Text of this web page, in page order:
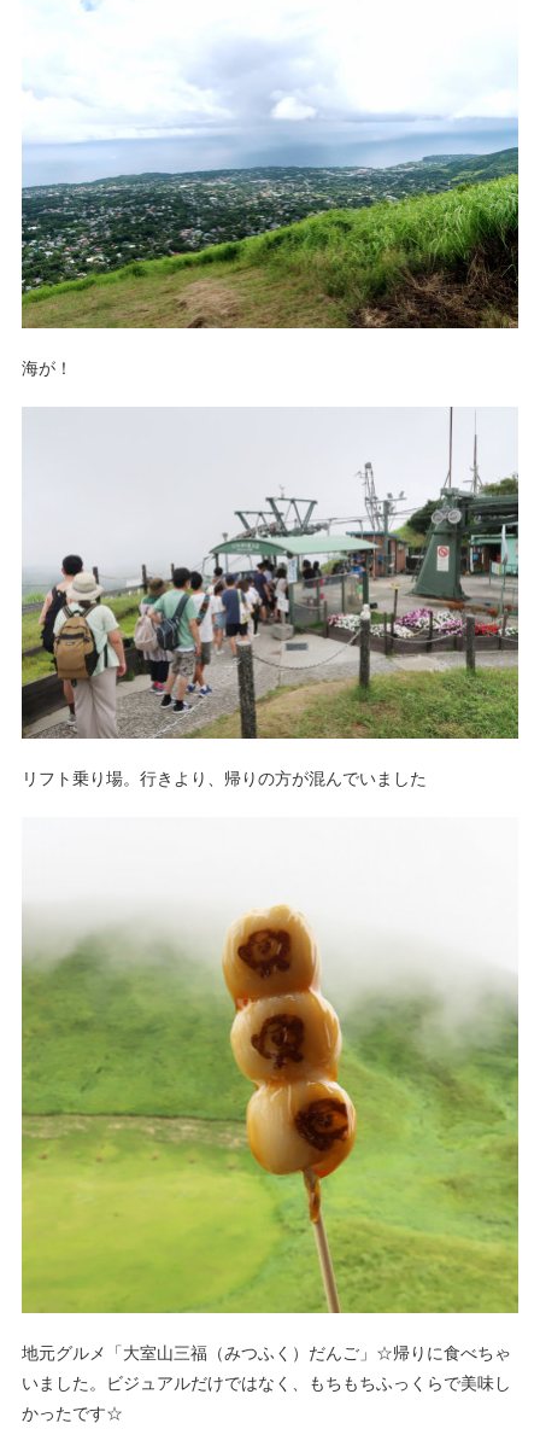
海が！
リフト乗り場。行きより、帰りの方が混んでいました
地元グルメ「大室山三福（みつふく）だんご」☆帰りに食べちゃ
いました。ビジュアルだけではなく、もちもちふっくらで美味し
かったです☆